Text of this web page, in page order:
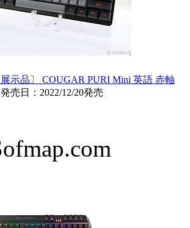
展示品〕 COUGAR PURI Mini 英語 赤軸
発売日：2022/12/20発売